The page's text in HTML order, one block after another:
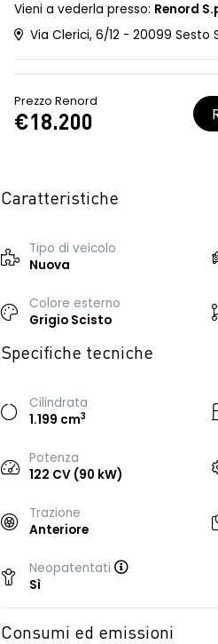
Vieni a vederla presso: Renord
Via Clerici, 6/12 - 20099 Sesto
Prezzo Renord
€18.200
Caratteristiche
Tipo di veicolo
Nuova
Colore esterno
Grigio Scisto
Specifiche tecniche
Cilindrata
1.199 cm3
Potenza
122 CV (90 kW)
Trazione
Anteriore
Neopatentati
Sì
Consumi ed emissioni